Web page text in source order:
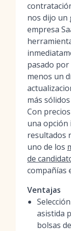
nos dijo un
empresa
pasado
menos un
más
Con
una opción
resultados
uno de los
de
compañías
Ventajas
asistida
bolsas